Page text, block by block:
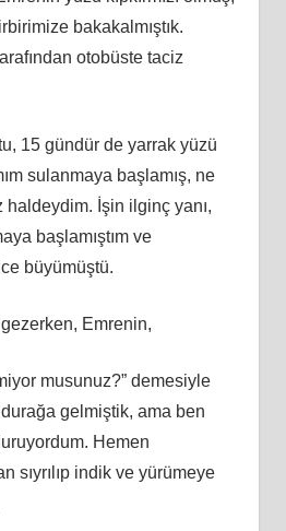
bakakalmıştık.
otobüste taciz
15 gündür de yarrak yüzü
sulanmaya başlamış, ne
haldeydim. İşin ilginç yanı,
başlamıştım ve
büyümüştü.
Emrenin,
musunuz?” demesiyle
gelmiştik, ama ben
Hemen
sıyrılıp indik ve yürümeye